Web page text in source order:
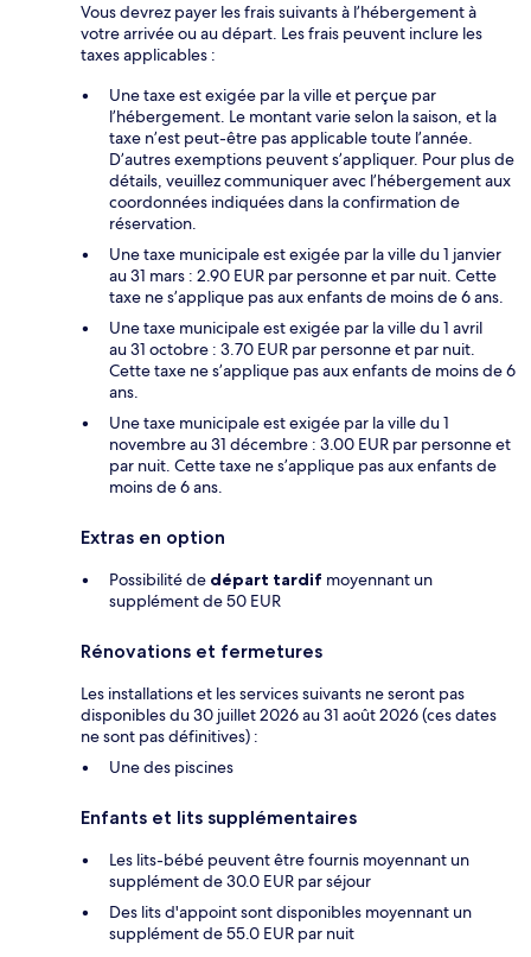
Vous devrez payer les frais suivants à l’hébergement à
votre arrivée ou au départ. Les frais peuvent inclure les
taxes applicables :
Une taxe est exigée par la ville et perçue par
l’hébergement. Le montant varie selon la saison, et la
taxe n’est peut-être pas applicable toute l’année.
D’autres exemptions peuvent s’appliquer. Pour plus de
détails, veuillez communiquer avec l’hébergement aux
coordonnées indiquées dans la confirmation de
réservation.
Une taxe municipale est exigée par la ville du 1 janvier
au 31 mars : 2.90 EUR par personne et par nuit. Cette
taxe ne s’applique pas aux enfants de moins de 6 ans.
Une taxe municipale est exigée par la ville du 1 avril
au 31 octobre : 3.70 EUR par personne et par nuit.
Cette taxe ne s’applique pas aux enfants de moins de 6
ans.
Une taxe municipale est exigée par la ville du 1
novembre au 31 décembre : 3.00 EUR par personne et
par nuit. Cette taxe ne s’applique pas aux enfants de
moins de 6 ans.
Extras en option
Possibilité de départ tardif moyennant un
supplément de 50 EUR
Rénovations et fermetures
Les installations et les services suivants ne seront pas
disponibles du 30 juillet 2026 au 31 août 2026 (ces dates
ne sont pas définitives) :
Une des piscines
Enfants et lits supplémentaires
Les lits-bébé peuvent être fournis moyennant un
supplément de 30.0 EUR par séjour
Des lits d'appoint sont disponibles moyennant un
supplément de 55.0 EUR par nuit